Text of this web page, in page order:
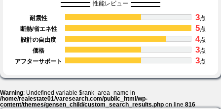
性能レビュー
耐震性 3点
断熱/省エネ性
5点
設計の自由度
4点
価格
3点
アフターサポート
3点
Warning: Undefined variable $rank_area_name in
/home/realestate01/varesearch.com/public_html/wp-
content/themes/gensen_child/custom_search_results.phpon line816